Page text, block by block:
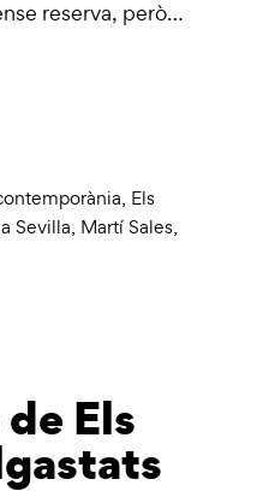
reserva, però…
, Els
Sevilla, Martí Sales,
Els